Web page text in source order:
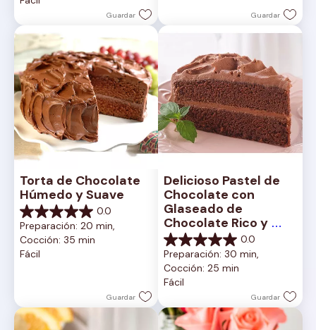
reseña
Guardar Guardar
Torta de Chocolate
Húmedo y Suave
0.0
0.0
de
5
estrellas.
Preparación: 20 min,
Cocción: 35 min
Fácil
Guardar
Delicioso Pastel de
Chocolate con
Glaseado de
Chocolate Rico y
Cremoso
0.0
0.0
de
5
estrellas.
Preparación: 30 min,
Cocción: 25 min
Fácil
Guardar